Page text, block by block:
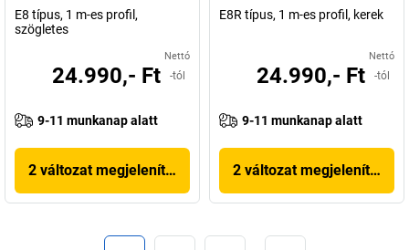
E8 típus, 1 m-es profil,
szögletes
Nettó
24.990,- Ft -tól
9-11 munkanap alatt
2 változat megjelenítése
E8R típus, 1 m-es profil, kerek
Nettó
24.990,- Ft -tól
9-11 munkanap alatt
2 változat megjelenítése